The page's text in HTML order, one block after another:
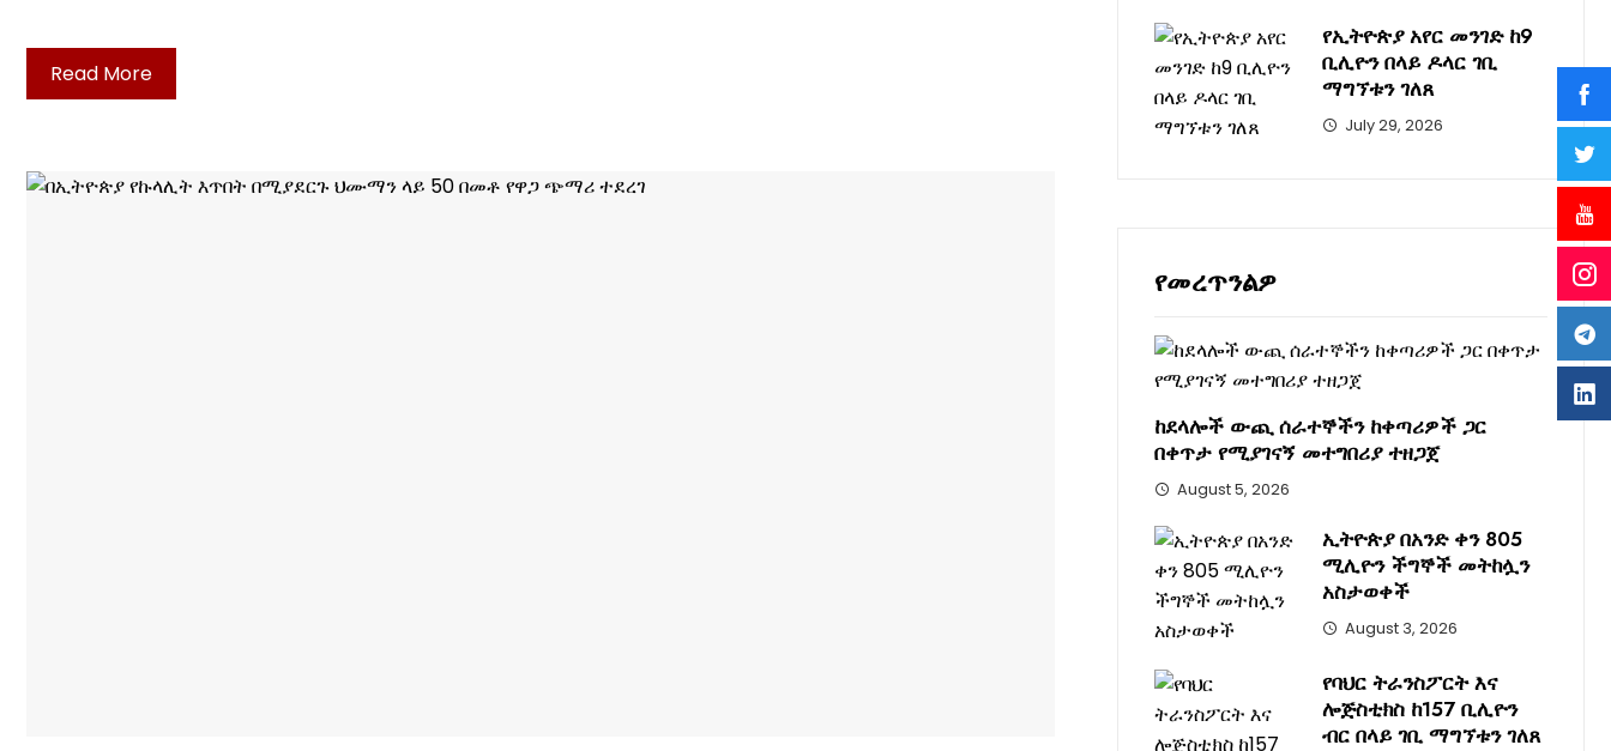
Read More
የኢትዮጵያ አየር መንገድ ከ9
ቢሊዮን በላይ ዶላር ገቢ
ማግኘቱን ገለጸ
July 29, 2026
የመረጥንልዎ
ከደላሎች ውጪ ሰራተኞችን ከቀጣሪዎች ጋር
በቀጥታ የሚያገናኝ መተግበሪያ ተዘጋጀ
August 5, 2026
ኢትዮጵያ በአንድ ቀን 805
ሚሊዮን ችግኞች መትከሏን
አስታወቀች
August 3, 2026
የባህር ትራንስፖርት እና
ሎጅስቲክስ ከ157 ቢሊዮን
ብር በላይ ገቢ ማግኘቱን ገለጸ